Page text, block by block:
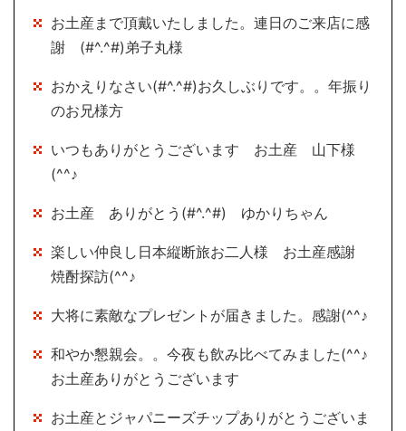
お土産まで頂戴いたしました。連日のご来店に感
謝 (#^.^#)弟子丸様
おかえりなさい(#^.^#)お久しぶりです。。年振り
のお兄様方
いつもありがとうございます お土産 山下様
(^^♪
お土産 ありがとう(#^.^#) ゆかりちゃん
楽しい仲良し日本縦断旅お二人様 お土産感謝
焼酎探訪(^^♪
大将に素敵なプレゼントが届きました。感謝(^^♪
和やか懇親会。。今夜も飲み比べてみました(^^♪
お土産ありがとうございます
お土産とジャパニーズチップありがとうございま